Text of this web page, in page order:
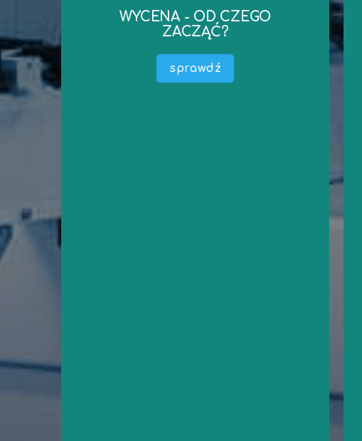
WYCENA - OD CZEGO
ZACZĄĆ?
sprawdź
Określić do czego wycena jest potrzebna (cel
Po ustaleniu podstawowych parametrów –
zapraszamy do kontaktu telefonicznego lub
mailowego – ustalimy koszt wyceny, termin